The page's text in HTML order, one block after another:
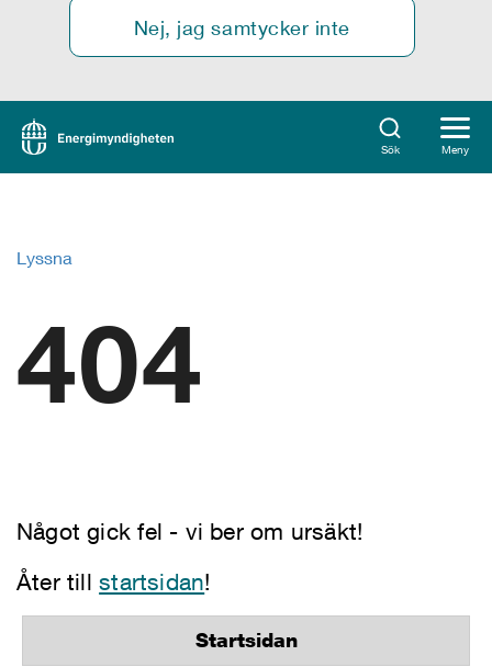
Nej, jag samtycker inte
Sök Meny
Lyssna
404
Något gick fel - vi ber om ursäkt!
Åter tillstartsidan!
Startsidan